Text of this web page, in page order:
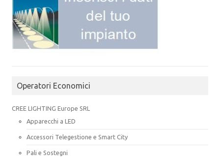
Operatori Economici
CREE LIGHTING Europe SRL
Apparecchi a LED
Accessori Telegestione e Smart City
Pali e Sostegni